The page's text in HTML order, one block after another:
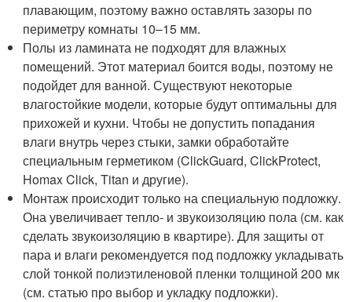
плавающим, поэтому важно оставлять зазоры по
периметру комнаты 10–15 мм.
Полы из ламината не подходят для влажных
помещений. Этот материал боится воды, поэтому не
подойдет для ванной. Существуют некоторые
влагостойкие модели, которые будут оптимальны для
прихожей и кухни. Чтобы не допустить попадания
влаги внутрь через стыки, замки обработайте
специальным герметиком (ClickGuard, ClickProtect,
Homax Click, Titan и другие).
Монтаж происходит только на специальную подложку.
Она увеличивает тепло- и звукоизоляцию пола (см. как
сделать звукоизоляцию в квартире). Для защиты от
пара и влаги рекомендуется под подложку укладывать
слой тонкой полиэтиленовой пленки толщиной 200 мк
(см. статью про выбор и укладку подложки).